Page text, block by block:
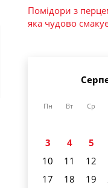
Помідори з
яка чудово
Пн Вт Ср
3
4 5
10
11 12
17
18 19